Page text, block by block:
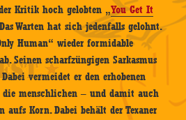
Kritik hoch gelobten „You Get It
Warten hat sich jedenfalls gelohnt.
Human“ wieder formidable
Seinen scharfzüngigen Sarkasmus
vermeidet er den erhobenen
die menschlichen – und damit auch
aufs Korn. Dabei behält der Texaner